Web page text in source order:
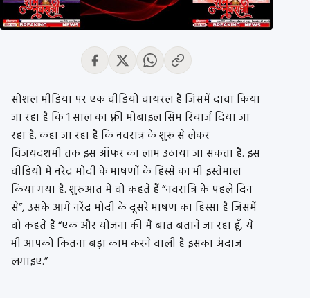
सोशलमीडिया पर एकवीडियोवायरलहै जिसमें दावा किया
जा रहा है कि 1 साल का फ़्रीमोबाइलसिमरिचार्जदिया जा
रहा है. कहा जा रहा है कि नवरात्र के शुरू से लेकर
विजयदशमीतक इसऑफरका लाभ उठाया जा सकता है.इस
वीडियोमें नरेंद्र मोदी के भाषणों के हिस्से का भीइस्तेमाल
किया गया है. शुरुआत मेंवोकहतेहैं“नवरात्रिके पहले दिन
से”, उसके आगे नरेंद्र मोदी के दूसरे भाषण का हिस्सा है जिसमें
वोकहते हैं“एक और योजना की मैं बात बताने जा रहा हूँ, ये
भी आपको कितना बड़ा काम करने वाली है इसका अंदाज
लगाइए.”